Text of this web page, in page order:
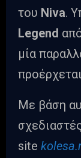
του Niva.
Legend
μία
Με βάση
site